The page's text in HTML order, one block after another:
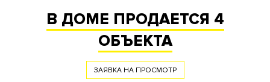
В ДОМЕ ПРОДАЕТСЯ 4
ОБЪЕКТА
ЗАЯВКА НА ПРОСМОТР